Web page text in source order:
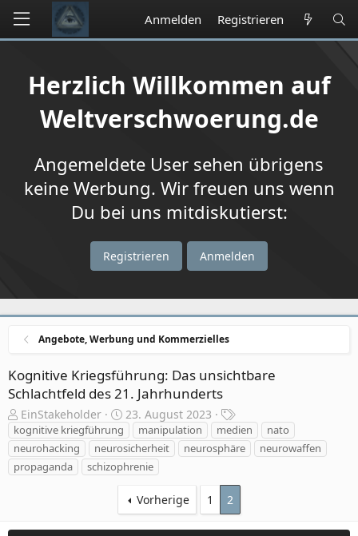
Anmelden Registrieren
Herzlich Willkommen auf
Weltverschwoerung.de
Angemeldete User sehen übrigens
keine Werbung. Wir freuen uns wenn
Du bei uns mitdiskutierst:
Registrieren Anmelden
Angebote, Werbung und Kommerzielles
Kognitive Kriegsführung: Das unsichtbare
Schlachtfeld des 21. Jahrhunderts
E
r
s
t
e
EinStakeholder
E
r
s
t
e
t
23. August 2023
S
c
h
l
g
o
kognitive kriegführung manipulation medien
nato
neurohacking
neurosicherheit neurosphäre
neurowaffen
propaganda
schizophrenie
Vorherige 1 2